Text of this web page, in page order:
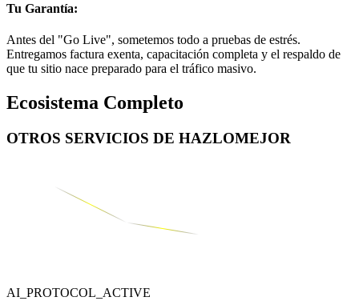
Tu Garantía:
Antes del "Go Live", sometemos todo a pruebas de estrés.
Entregamos factura exenta, capacitación completa y el respaldo de
que tu sitio nace preparado para el tráfico masivo.
Ecosistema Completo
OTROS SERVICIOS DE HAZLOMEJOR
AI_PROTOCOL_ACTIVE